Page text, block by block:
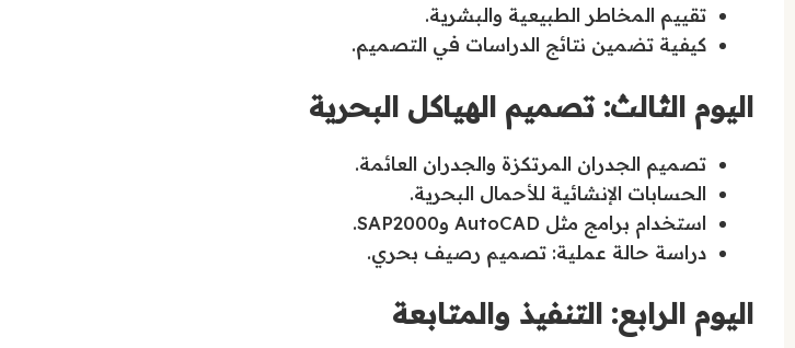
تقييم المخاطر الطبيعية والبشرية.
كيفية تضمين نتائج الدراسات في التصميم.
اليوم الثالث: تصميم الهياكل البحرية
تصميم الجدران المرتكزة والجدران العائمة.
الحسابات الإنشائية للأحمال البحرية.
استخدام برامج مثل AutoCAD وSAP2000.
دراسة حالة عملية: تصميم رصيف بحري.
اليوم الرابع: التنفيذ والمتابعة